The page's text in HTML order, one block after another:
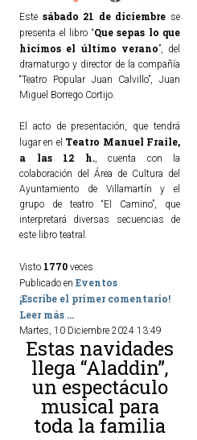
TURISMO
Historia
Qué ver
Fiestas
Gastronomía
Dónde dormir
Dónde comer
Artesanía
Entorno
Callejero
HORARIOS
PUBLICACIONES
ACTUALIDAD
Noticias
Este sábado 21 de diciembre se
presenta el libro “Que sepas lo que
hicimos el último verano”, del
dramaturgo y director de la compañía
“Teatro Popular Juan Calvillo”, Juan
Miguel Borrego Cortijo.
El acto de presentación, que tendrá
lugar en el Teatro Manuel Fraile,
a las 12 h., cuenta con la
colaboración del Área de Cultura del
Ayuntamiento de Villamartín y el
grupo de teatro “El Camino”, que
interpretará diversas secuencias de
este libro teatral.
Visto 1770 veces
Publicado en Eventos
¡Escribe el primer comentario!
Leer más ...
Martes, 10 Diciembre 2024 13:49
Estas navidades
llega “Aladdin”,
un espectáculo
musical para
toda la familia